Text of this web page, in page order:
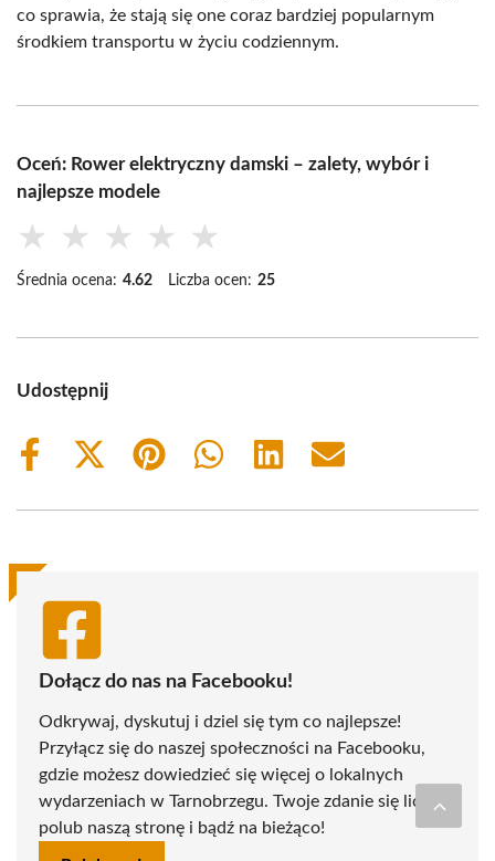
co sprawia, że stają się one coraz bardziej popularnym
środkiem transportu w życiu codziennym.
Oceń: Rower elektryczny damski – zalety, wybór i
najlepsze modele
★ ★ ★ ★ ★
Średnia ocena: 4.62 Liczba ocen: 25
Udostępnij
Share
Share
(Twitter)
Share
Share
Share
Share
Dołącz do nas na Facebooku!
Odkrywaj, dyskutuj i dziel się tym co najlepsze!
Przyłącz się do naszej społeczności na Facebooku,
gdzie możesz dowiedzieć się więcej o lokalnych
wydarzeniach w Tarnobrzegu. Twoje zdanie się liczy -
polub naszą stronę i bądź na bieżąco!